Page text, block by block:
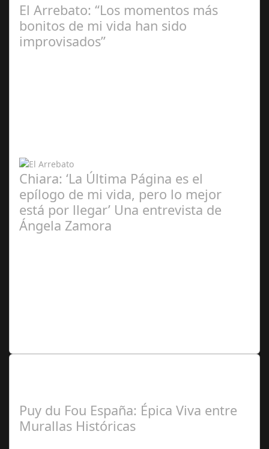
El Arrebato: “Los momentos más
bonitos de mi vida han sido
improvisados”
Chiara: ‘La Última Página es el
epílogo de mi vida, pero lo mejor
está por llegar’ Una entrevista de
Ángela Zamora
Puy du Fou España: Épica Viva entre
Murallas Históricas